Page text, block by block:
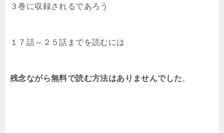
３巻に収録されるであろう
１７話～２５話までを読むには
残念ながら無料で読む方法はありませんでした。